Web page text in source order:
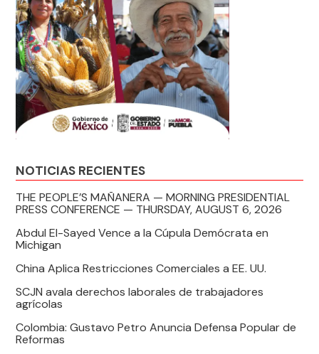
NOTICIAS RECIENTES
THE PEOPLE’S MAÑANERA — MORNING PRESIDENTIAL
PRESS CONFERENCE — THURSDAY, AUGUST 6, 2026
Abdul El-Sayed Vence a la Cúpula Demócrata en
Michigan
China Aplica Restricciones Comerciales a EE. UU.
SCJN avala derechos laborales de trabajadores
agrícolas
Colombia: Gustavo Petro Anuncia Defensa Popular de
Reformas